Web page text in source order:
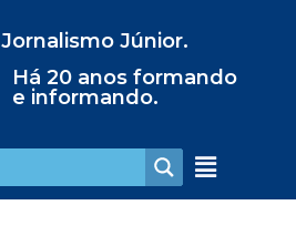
Jornalismo Júnior.
Há 20 anos formando
e informando.